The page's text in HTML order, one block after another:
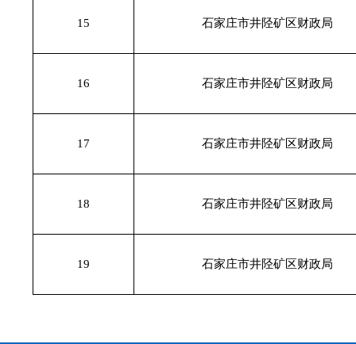
15 石家庄市井陉矿区财政局
16 石家庄市井陉矿区财政局
17 石家庄市井陉矿区财政局
18 石家庄市井陉矿区财政局
19 石家庄市井陉矿区财政局